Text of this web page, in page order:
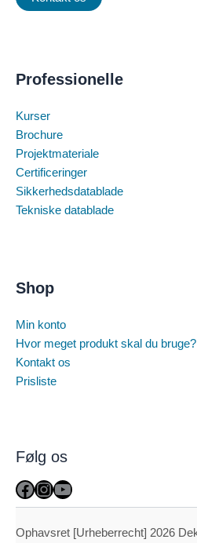
Professionelle
Kurser
Brochure
Projektmateriale
Certificeringer
Sikkerhedsdatablade
Tekniske datablade
Shop
Min konto
Hvor meget produkt skal du bruge?
Kontakt os
Prisliste
Følg os
Facebook
Instagram
YouTube
Ophavsret [Urheberrecht] 2026